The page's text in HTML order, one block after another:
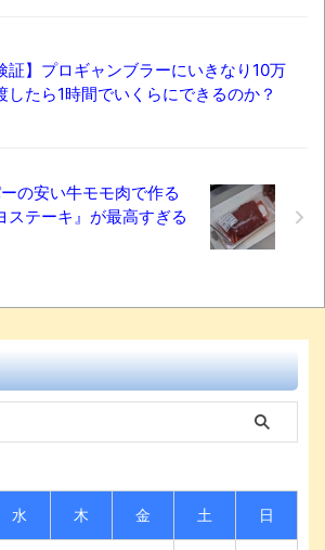
証】プロギャンブラーにいきなり10万
したら1時間でいくらにできるのか？
ーの安い牛モモ肉で作る
ステーキ』が最高すぎる
水 木 金 土 日